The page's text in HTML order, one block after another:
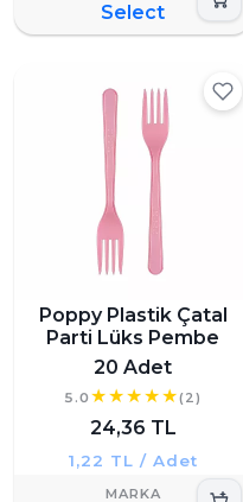
Select
Poppy Plastik Çatal
Parti Lüks Pembe
20 Adet
5.0 (2)
24,36 TL
1,22 TL / Adet